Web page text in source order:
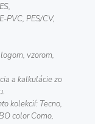
PVC, PES/CV,
vzorom,
a kalkulácie zo
kolekcií: Tecno,
color Como,